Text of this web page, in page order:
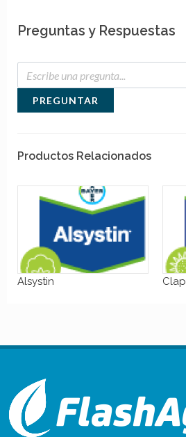
Preguntas y Respuestas
PREGUNTAR
Productos Relacionados
Alsystin Clap